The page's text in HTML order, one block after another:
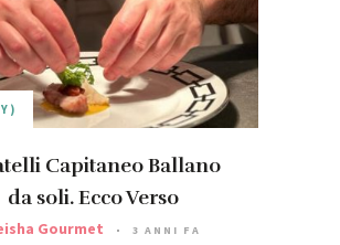
Capitaneo Ballano
da soli. Ecco Verso
Gourmet 3 ANNI FA